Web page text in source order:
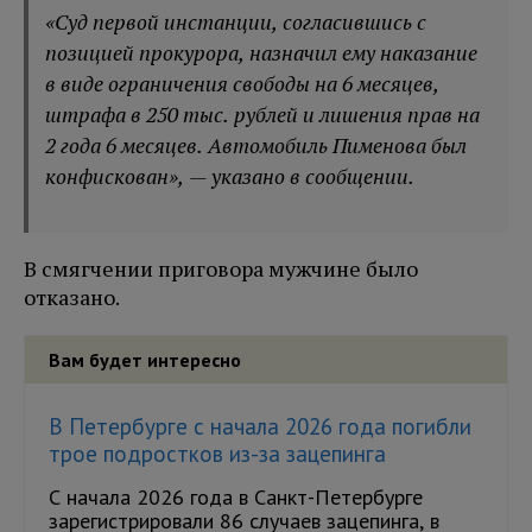
«Суд первой инстанции, согласившись с
позицией прокурора, назначил ему наказание
в виде ограничения свободы на 6 месяцев,
штрафа в 250 тыс. рублей и лишения прав на
2 года 6 месяцев. Автомобиль Пименова был
конфискован», — указано в сообщении.
В смягчении приговора мужчине было
отказано.
Вам будет интересно
В Петербурге с начала 2026 года погибли
трое подростков из-за зацепинга
С начала 2026 года в Санкт-Петербурге
зарегистрировали 86 случаев зацепинга, в